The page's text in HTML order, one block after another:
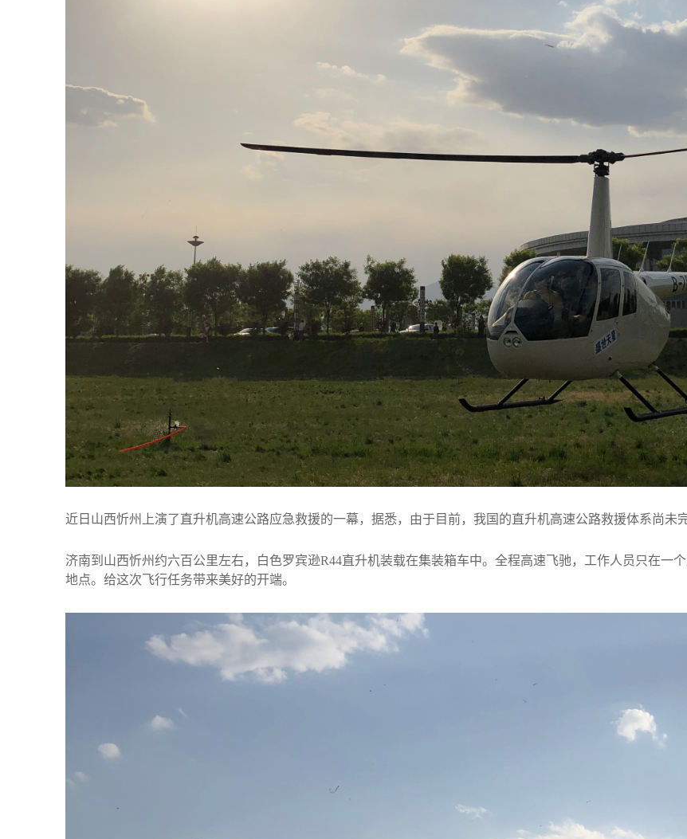
近日山西忻州上演了直升机高速公路应急救援的一幕，据悉，由于目前，我国的直升机高速公路救援体系尚未
济南到山西忻州约六百公里左右，白色罗宾逊R44直升机装载在集装箱车中。全程高速飞驰，工作人员只在一
地点。给这次飞行任务带来美好的开端。